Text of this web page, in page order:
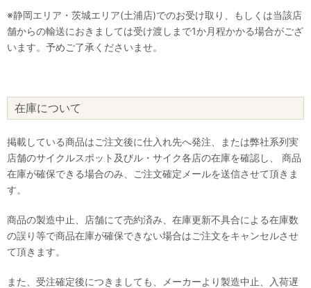
※静岡エリア・茨城エリア(土浦店)でのお受け取り、もしくは当該店
舗からの輸送におきましては受け渡しまで1か月程かかる場合がござ
います。予めご了承くださいませ。
在庫について
掲載している商品はご注文後に仕入れ先へ発注、または弊社系列実
店舗のサイクルスポット及びル・サイク各店の在庫を確認し、 商品
在庫が確保できる場合のみ、ご注文確定メールを送信させて頂きま
す。
商品の製造中止、店舗にて売約済み、在庫更新不具合による在庫数
の誤り等で商品在庫が確保できない場合はご注文をキャンセルさせ
て頂きます。
また、受注確定後につきましても、メーカーより製造中止、入荷遅